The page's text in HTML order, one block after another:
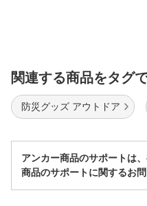
関連する商品をタグ
防災グッズ アウトドア
アンカー商品のサポートは
商品のサポートに関するお